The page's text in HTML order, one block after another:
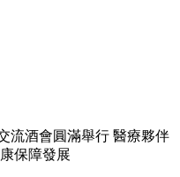
流酒會圓滿舉行 醫療夥伴
保障發展